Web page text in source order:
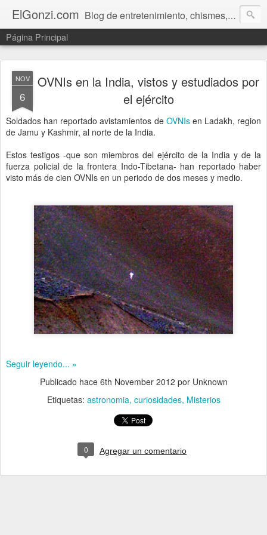
ElGonzi.com Blog de entretenimiento, chismes, humor, farándula, curiosidades, ovnis, noticias calientes, fotos, videos, paranormal y ¡más!
Página Principal
NOV
6
OVNIs en la India, vistos y estudiados por
el ejército
Soldados han reportado avistamientos de OVNIsen Ladakh, region
de Jamu y Kashmir, al norte de la India.
Estos testigos -que son miembros del ejército de la India y de la
fuerza policial de la frontera Indo-Tibetana- han reportado haber
visto más de cien OVNIs en un periodo de dos meses y medio.
Seguir leyendo... »
Publicado hace 6th November 2012 por Unknown
Etiquetas: astronomia curiosidades Misterios
0 Agregar un comentario